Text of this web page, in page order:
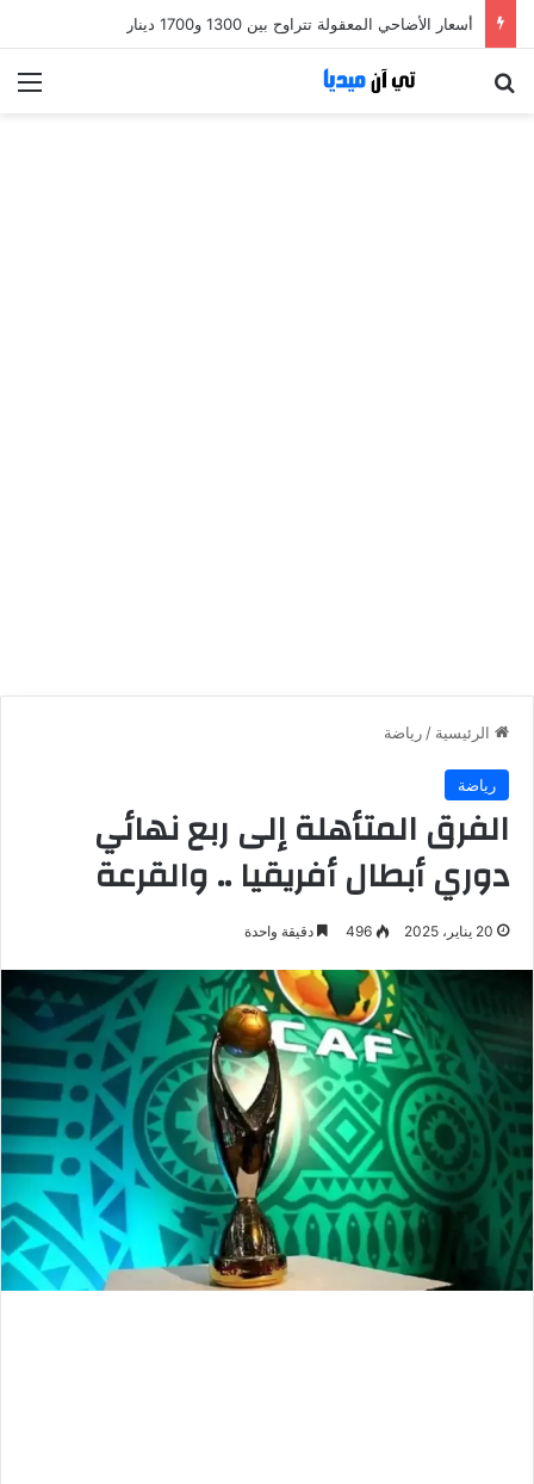
أسعار الأضاحي المعقولة تتراوح بين 1300 و1700 دينار
الرئيسية / رياضة
رياضة
الفرق المتأهلة إلى ربع نهائي
دوري أبطال أفريقيا .. والقرعة
20 يناير، 2025 496 دقيقة واحدة